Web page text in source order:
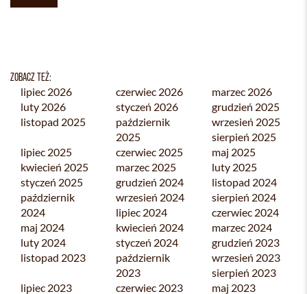
ZOBACZ TEŻ:
lipiec 2026 czerwiec 2026
marzec 2026
luty 2026
styczeń 2026
grudzień 2025
listopad 2025
październik
2025
wrzesień 2025
sierpień 2025
lipiec 2025
czerwiec 2025
maj 2025
kwiecień 2025
marzec 2025
luty 2025
styczeń 2025
grudzień 2024
listopad 2024
październik
2024
wrzesień 2024
sierpień 2024
lipiec 2024
czerwiec 2024
maj 2024
kwiecień 2024
marzec 2024
luty 2024
styczeń 2024
grudzień 2023
listopad 2023
październik
2023
wrzesień 2023
sierpień 2023
lipiec 2023
czerwiec 2023
maj 2023